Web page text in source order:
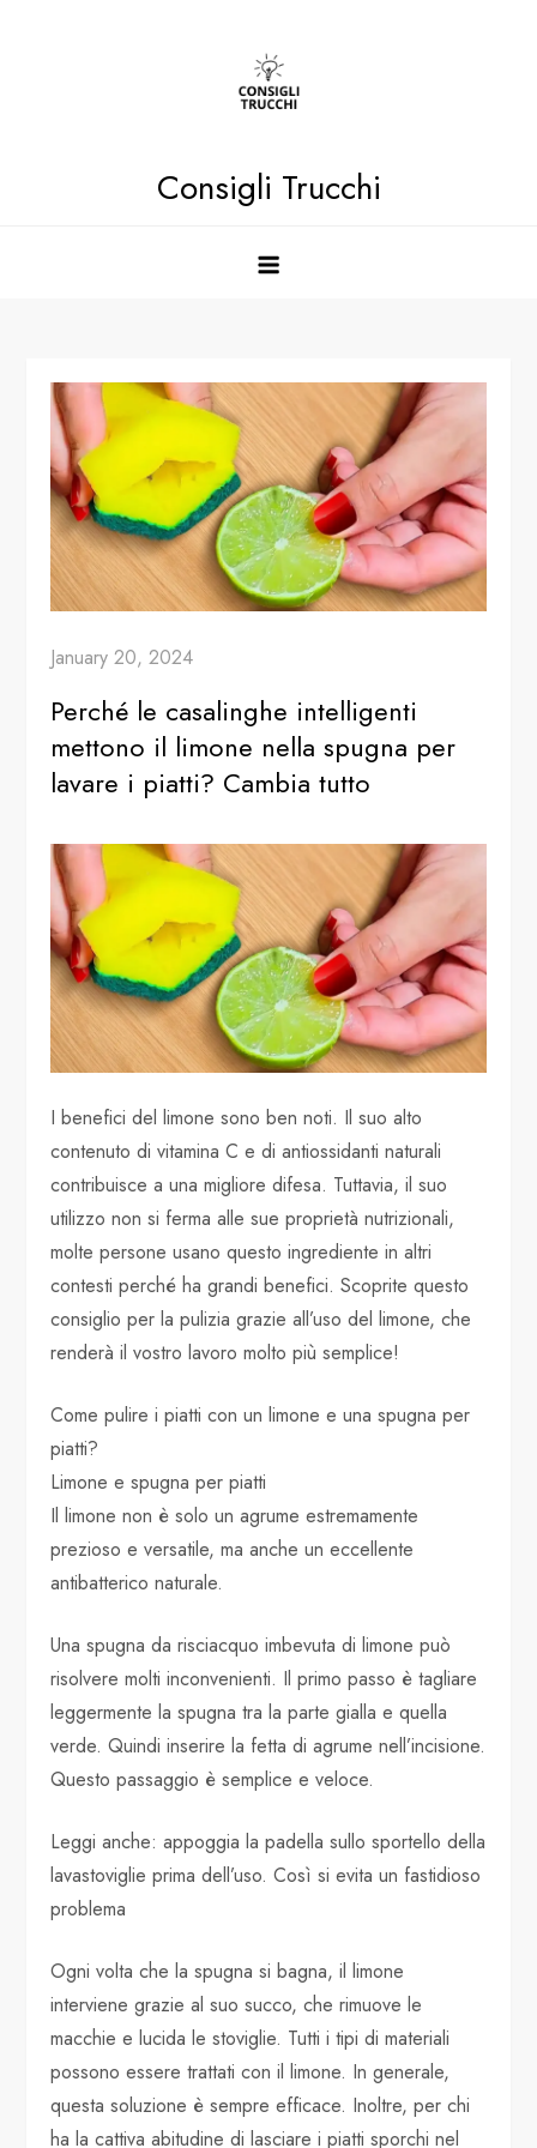
Consigli Trucchi
January 20, 2024
Perché le casalinghe intelligenti
mettono il limone nella spugna per
lavare i piatti? Cambia tutto
I benefici del limone sono ben noti. Il suo alto
contenuto di vitamina C e di antiossidanti naturali
contribuisce a una migliore difesa. Tuttavia, il suo
utilizzo non si ferma alle sue proprietà nutrizionali,
molte persone usano questo ingrediente in altri
contesti perché ha grandi benefici. Scoprite questo
consiglio per la pulizia grazie all’uso del limone, che
renderà il vostro lavoro molto più semplice!
Come pulire i piatti con un limone e una spugna per
piatti?
Limone e spugna per piatti
Il limone non è solo un agrume estremamente
prezioso e versatile, ma anche un eccellente
antibatterico naturale.
Una spugna da risciacquo imbevuta di limone può
risolvere molti inconvenienti. Il primo passo è tagliare
leggermente la spugna tra la parte gialla e quella
verde. Quindi inserire la fetta di agrume nell’incisione.
Questo passaggio è semplice e veloce.
Leggi anche: appoggia la padella sullo sportello della
lavastoviglie prima dell’uso. Così si evita un fastidioso
problema
Ogni volta che la spugna si bagna, il limone
interviene grazie al suo succo, che rimuove le
macchie e lucida le stoviglie. Tutti i tipi di materiali
possono essere trattati con il limone. In generale,
questa soluzione è sempre efficace. Inoltre, per chi
ha la cattiva abitudine di lasciare i piatti sporchi nel